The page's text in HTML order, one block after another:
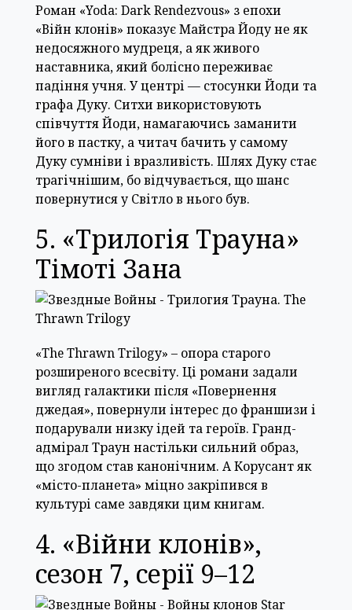
Роман «Yoda: Dark Rendezvous» з епохи
«Війн клонів» показує Майстра Йоду не як
недосяжного мудреця, а як живого
наставника, який болісно переживає
падіння учня. У центрі — стосунки Йоди та
графа Дуку. Ситхи використовують
співчуття Йоди, намагаючись заманити
його в пастку, а читач бачить у самому
Дуку сумніви і вразливість. Шлях Дуку стає
трагічнішим, бо відчувається, що шанс
повернутися у Світло в нього був.
5. «Трилогія Трауна»
Тімоті Зана
«The Thrawn Trilogy» – опора старого
розширеного всесвіту. Ці романи задали
вигляд галактики після «Повернення
джедая», повернули інтерес до франшизи і
подарували низку ідей та героїв. Гранд-
адмірал Траун настільки сильний образ,
що згодом став канонічним. А Корусант як
«місто-планета» міцно закріпився в
культурі саме завдяки цим книгам.
4. «Війни клонів»,
сезон 7, серії 9–12